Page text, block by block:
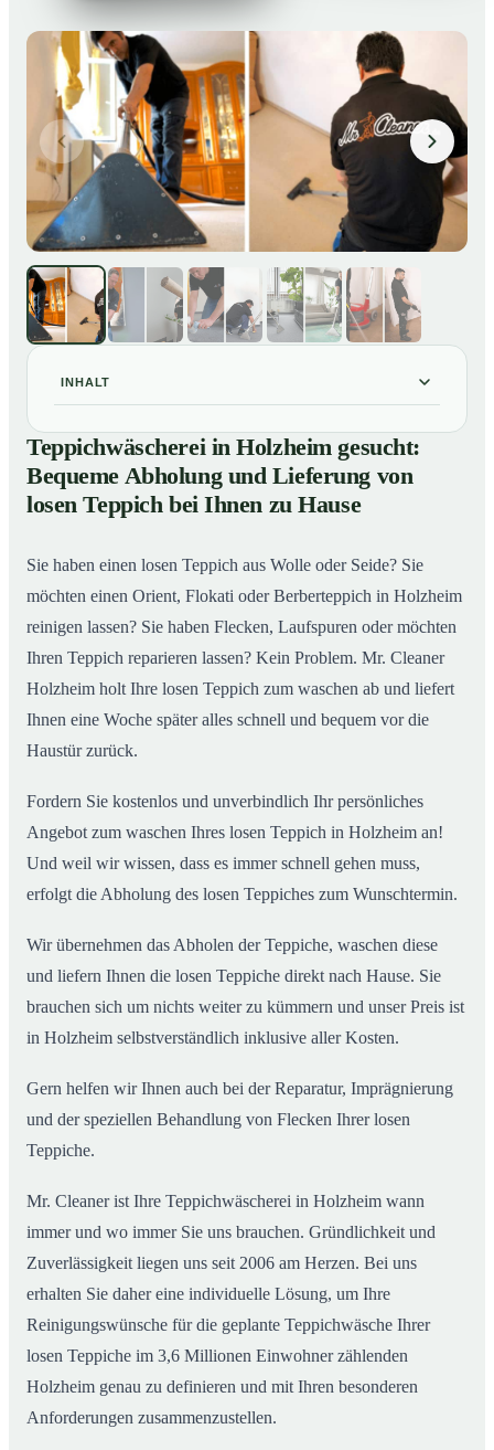
INHALT
01Teppichwäscherei in Holzheim gesucht: Bequeme
Abholung und Lieferung von losen Teppich bei Ihnen
zu Hause
02 Einblick in unsere Teppichwäscherei in Holzheim
Teppichwäscherei in Holzheim gesucht:
Bequeme Abholung und Lieferung von
losen Teppich bei Ihnen zu Hause
Sie haben einen losen Teppich aus Wolle oder Seide? Sie
möchten einen Orient, Flokati oder Berberteppich in Holzheim
reinigen lassen? Sie haben Flecken, Laufspuren oder möchten
Ihren Teppich reparieren lassen? Kein Problem. Mr. Cleaner
Holzheim holt Ihre losen Teppich zum waschen ab und liefert
Ihnen eine Woche später alles schnell und bequem vor die
Haustür zurück.
Fordern Sie kostenlos und unverbindlich Ihr persönliches
Angebot zum waschen Ihres losen Teppich in Holzheim an!
Und weil wir wissen, dass es immer schnell gehen muss,
erfolgt die Abholung des losen Teppiches zum Wunschtermin.
Wir übernehmen das Abholen der Teppiche, waschen diese
und liefern Ihnen die losen Teppiche direkt nach Hause. Sie
brauchen sich um nichts weiter zu kümmern und unser Preis ist
in Holzheim selbstverständlich inklusive aller Kosten.
Gern helfen wir Ihnen auch bei der Reparatur, Imprägnierung
und der speziellen Behandlung von Flecken Ihrer losen
Teppiche.
Mr. Cleaner ist Ihre Teppichwäscherei in Holzheim wann
immer und wo immer Sie uns brauchen. Gründlichkeit und
Zuverlässigkeit liegen uns seit 2006 am Herzen. Bei uns
erhalten Sie daher eine individuelle Lösung, um Ihre
Reinigungswünsche für die geplante Teppichwäsche Ihrer
losen Teppiche im 3,6 Millionen Einwohner zählenden
Holzheim genau zu definieren und mit Ihren besonderen
Anforderungen zusammenzustellen.